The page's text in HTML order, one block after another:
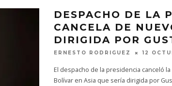
DESPACHO DE LA
CANCELA DE
DIRIGIDA POR
ERNESTO RODRIGUEZ 12
El despacho de la presidencia canceló
Bolívar en Asia que sería dirigida por